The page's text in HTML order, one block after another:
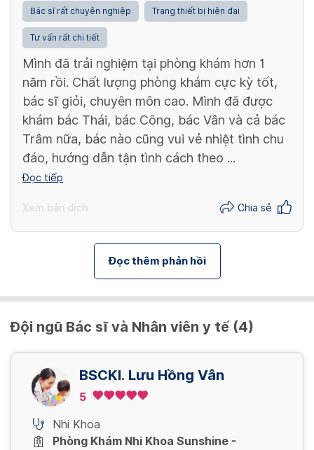
Bác sĩ rất chuyên nghiệp Trang thiết bị hiện đại
Tư vấn rất chi tiết
Mình đã trải nghiệm tại phòng khám hơn 1
năm rồi. Chất lượng phòng khám cực kỳ tốt,
bác sĩ giỏi, chuyên môn cao. Mình đã được
khám bác Thái, bác Công, bác Vân và cả bác
Trâm nữa, bác nào cũng vui vẻ nhiệt tình chu
đáo, hướng dẫn tận tình cách theo ...
Đọc tiếp
Xem bản dịch Chia sẻ
Đọc thêm phản hồi
Đội ngũ Bác sĩ và Nhân viên y tế (4)
BSCKI. Lưu Hồng Vân
5
Nhi Khoa
Phòng Khám Nhi Khoa Sunshine -